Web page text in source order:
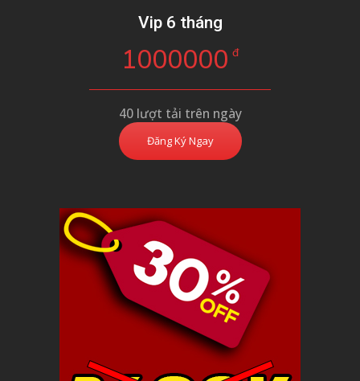
Vip 6 tháng
1000000 đ
40 lượt tải trên ngày
Đăng Ký Ngay